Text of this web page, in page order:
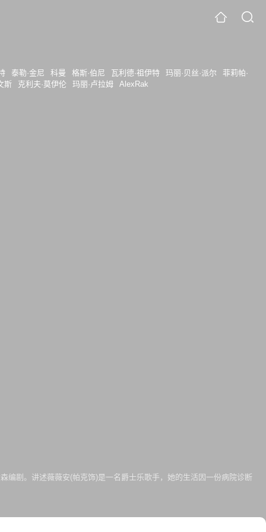
泰勒·金尼 科曼 格斯·伯尼 瓦利德·祖伊特 玛丽·贝丝·派尔
菲莉帕·
斯
克利夫·莫伊伦 玛丽·卢拉姆 AlexRak
编剧。讲述薇薇安(帕克饰)是一名爵士乐歌手，她的生活因一份病院诊断